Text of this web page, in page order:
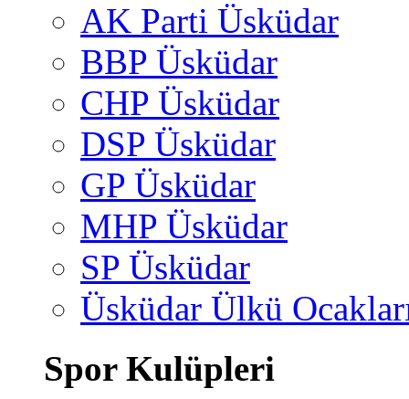
AK Parti Üsküdar
BBP Üsküdar
CHP Üsküdar
DSP Üsküdar
GP Üsküdar
MHP Üsküdar
SP Üsküdar
Üsküdar Ülkü
Spor Kulüpleri